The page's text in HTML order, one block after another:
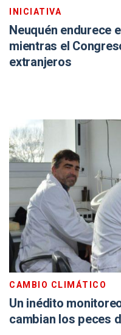
INICIATIVA
Neuquén endurece
mientras el
extranjeros
CAMBIO CLIMÁTICO
Un inédito
cambian los peces